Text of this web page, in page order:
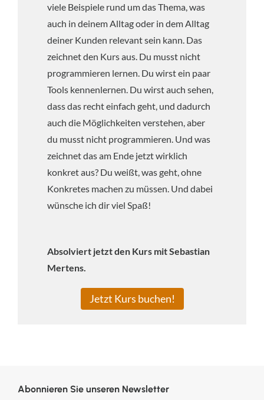
viele Beispiele rund um das Thema, was
auch in deinem Alltag oder in dem Alltag
deiner Kunden relevant sein kann. Das
zeichnet den Kurs aus. Du musst nicht
programmieren lernen. Du wirst ein paar
Tools kennenlernen. Du wirst auch sehen,
dass das recht einfach geht, und dadurch
auch die Möglichkeiten verstehen, aber
du musst nicht programmieren. Und was
zeichnet das am Ende jetzt wirklich
konkret aus? Du weißt, was geht, ohne
Konkretes machen zu müssen. Und dabei
wünsche ich dir viel Spaß!
Absolviert jetzt den Kurs mit Sebastian
Mertens.
Jetzt Kurs buchen!
Abonnieren Sie unseren Newsletter